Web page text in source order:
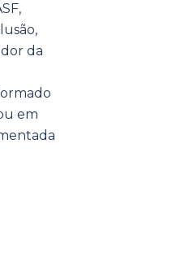
da
em